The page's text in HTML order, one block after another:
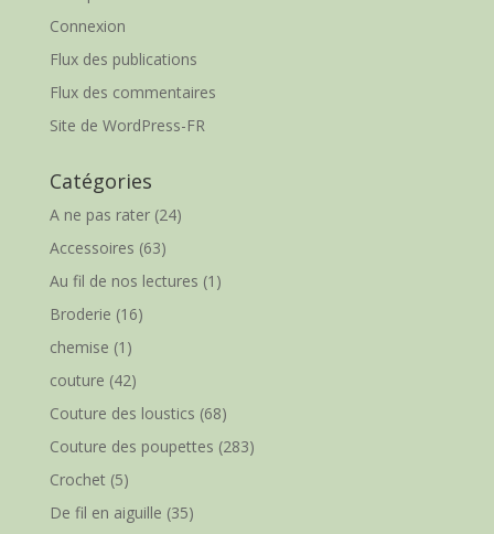
Connexion
Flux des publications
Flux des commentaires
Site de WordPress-FR
Catégories
A ne pas rater(24)
Accessoires (63)
Au fil de nos lectures (1)
Broderie (16)
chemise (1)
couture (42)
Couture des loustics (68)
Couture des poupettes (283)
Crochet(5)
De fil en aiguille (35)